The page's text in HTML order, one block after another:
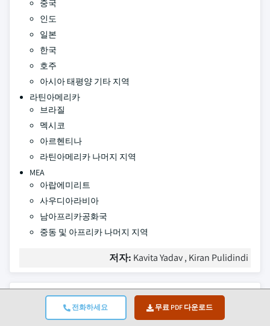
전화하세요 무료 PDF 다운로드
중국
인도
일본
한국
호주
아시아 태평양 기타 지역
라틴아메리카
브라질
멕시코
아르헨티나
라틴아메리카 나머지 지역
MEA
아랍에미리트
사우디아라비아
남아프리카공화국
중동 및 아프리카 나머지 지역
저자: Kavita Yadav , Kiran Pulidindi
자주 묻는 질문(FAQ):
2025년 복합필름 시장의 규모는 어느 정도입